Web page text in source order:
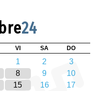
24
VI SA DO
1 2
3
8 9
10
15 16 17